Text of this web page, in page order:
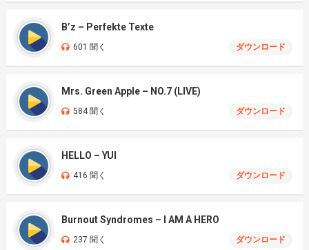
B’z – Perfekte Texte
601 聞く ダウンロード
Mrs. Green Apple – NO.7 (LIVE)
584 聞く ダウンロード
HELLO – YUI
416 聞く ダウンロード
Burnout Syndromes – I AM A HERO
237 聞く ダウンロード